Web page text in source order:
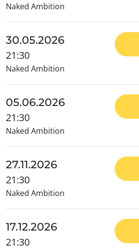
Naked Ambition
30.05.2026
21:30
Naked Ambition
05.06.2026
21:30
Naked Ambition
27.11.2026
21:30
Naked Ambition
17.12.2026
21:30